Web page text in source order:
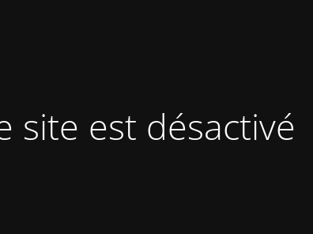
site est désactivé